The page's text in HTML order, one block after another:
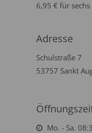
6,95 € für sechs
Adresse
Schulstraße 7
53757 Sankt
Mo. - Sa.